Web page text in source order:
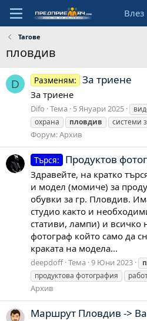
Влез
Тагове
пловдив
D Разменям: За триене
За триене
Difo Тема 5 Януари 2025
охрана
пловдив системи
Форум:Архив
Търся: Продуктов
Здравейте, на кратко
и модел (момиче) за
обувки за гр. Пловдив.
студио както и
стативи, лампи) и всичко
фотограф който само да
краката на модела...
deepdoff Тема 9 Юни 2023
продуктова фотография
Архив
Маршрут Пловдив ->